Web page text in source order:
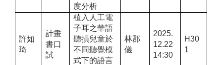
度分析
許如
琦
計畫
書口
試
植入人工電
子耳之華語
聽損兒童於
不同聽覺模
式下的語言
林郡
儀
2025.
12.22
14:30
H30
1